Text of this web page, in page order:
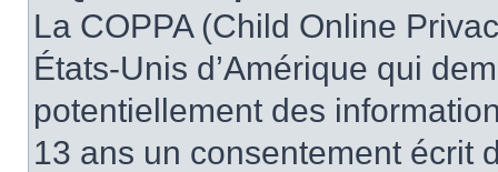
La COPPA (Child Online
États-Unis d’Amérique qui
potentiellement des
13 ans un consentement écrit